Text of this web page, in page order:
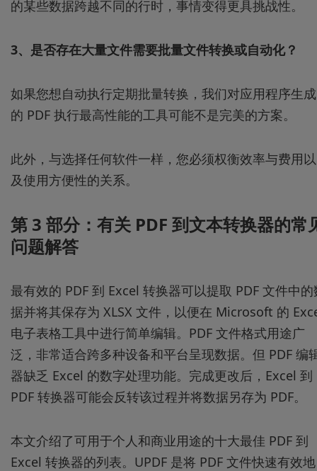
的某些数据跨越不同的行时，事情变得更具挑战性。
3、是否存在大量文件需要批量文件转换或自动化？
如果您想自动执行定期批量转换，我们对应用程序生成
的 PDF 执行最高性能的工具可能不是完美的方案。
此外，与选择任何软件一样，您必须权衡效率与费用以
及使用方便性的关系。
第 3 部分：有关 PDF 到文本转换器的常
问题解答
最有效的 PDF 到 Excel 转换器可以提取 PDF 文件中的
据并将其保存为 XLSX 文件，以便在 Microsoft 的
电子表格工具中进行简单编辑。PDF 文件格式用途广
泛，非常适合跨多种设备和平台呈现数据。但 PDF 编
器缺乏 Excel 的数字处理功能。完成更改后，Excel 到
PDF 转换器可能会反转该过程并将数据另存为 PDF。
本文介绍了可用于个人和商业用途的十大最佳 PDF 到
Excel 转换器的列表。UPDF 是将 PDF 文件快速有效地